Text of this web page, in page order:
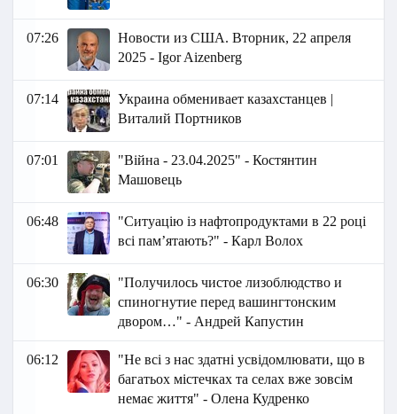
07:26
Новости из США. Вторник, 22 апреля
2025 - Igor Aizenberg
07:14
Украина обменивает казахстанцев |
Виталий Портников
07:01
"Війна - 23.04.2025" - Костянтин
Машовець
06:48
"Ситуацію із нафтопродуктами в 22 році
всі памʼятають?" - Карл Волох
06:30
"Получилось чистое лизоблюдство и
спиногнутие перед вашингтонским
двором…" - Андрей Капустин
06:12
"Не всі з нас здатні усвідомлювати, що в
багатьох містечках та селах вже зовсім
немає життя" - Олена Кудренко